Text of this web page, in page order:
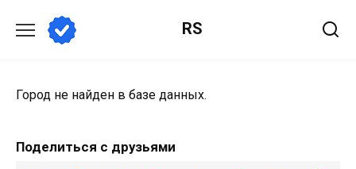
содержанию
RS
Город не найден в базе данных.
Поделиться с друзьями